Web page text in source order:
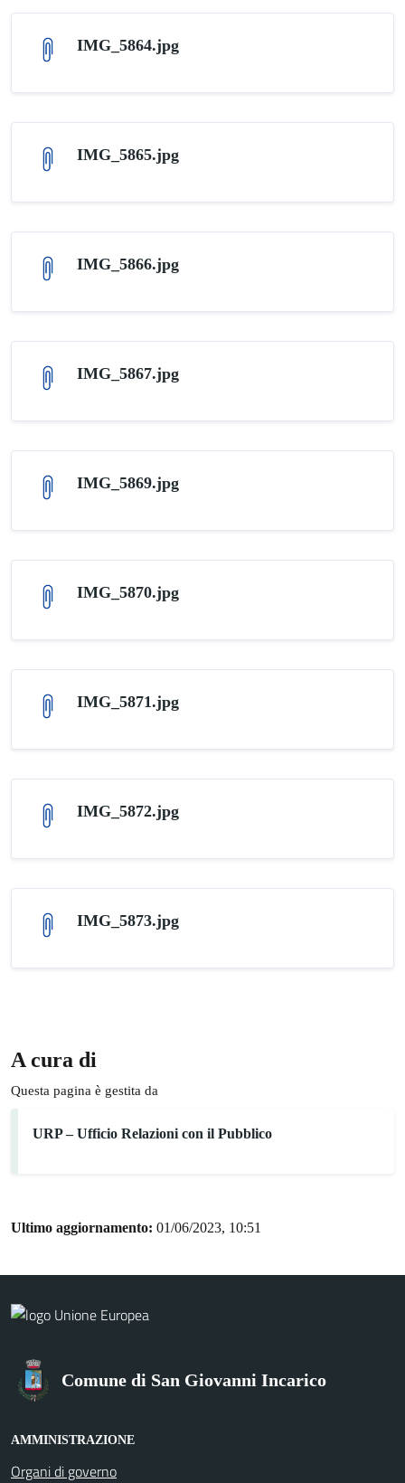
IMG_5864.jpg
IMG_5865.jpg
IMG_5866.jpg
IMG_5867.jpg
IMG_5869.jpg
IMG_5870.jpg
IMG_5871.jpg
IMG_5872.jpg
IMG_5873.jpg
A cura di
Questa pagina è gestita da
URP – Ufficio Relazioni con il Pubblico
Ultimo aggiornamento: 01/06/2023, 10:51
Comune di San Giovanni Incarico
AMMINISTRAZIONE
Organi di governo